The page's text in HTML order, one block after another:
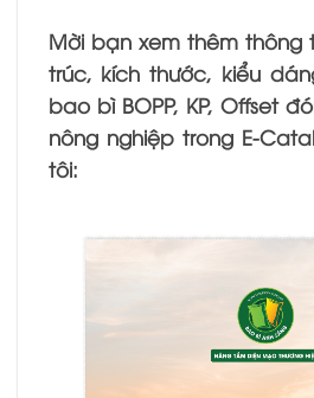
Mời bạn xem thêm thông
trúc, kích thước, kiểu
bao bì BOPP, KP, Offset
nông nghiệp trong E-
tôi: